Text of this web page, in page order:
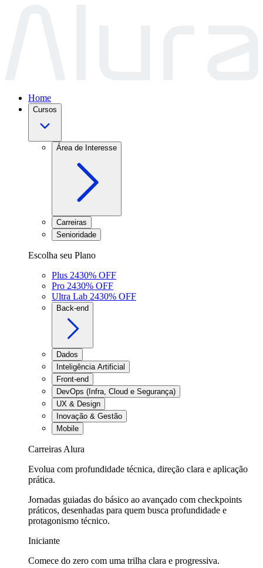
Home
Cursos
Área de Interesse
Carreiras
Senioridade
Escolha seu Plano
Plus 2430% OFF
Pro 2430% OFF
Ultra Lab 2430% OFF
Back-end
Dados
Inteligência Artificial
Front-end
DevOps (Infra, Cloud e Segurança)
UX & Design
Inovação & Gestão
Mobile
Carreiras Alura
Evolua com profundidade técnica, direção clara e aplicação
prática.
Jornadas guiadas do básico ao avançado com checkpoints
práticos, desenhadas para quem busca profundidade e
protagonismo técnico.
Iniciante
Comece do zero com uma trilha clara e progressiva.